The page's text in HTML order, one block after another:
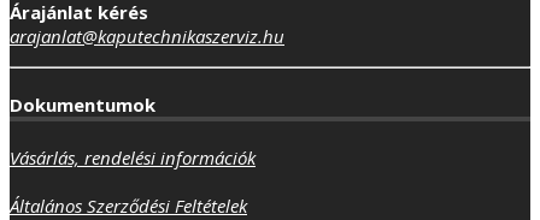
Árajánlat kérés
arajanlat@kaputechnikaszerviz.hu
Dokumentumok
Vásárlás, rendelési információk
Általános Szerződési Feltételek